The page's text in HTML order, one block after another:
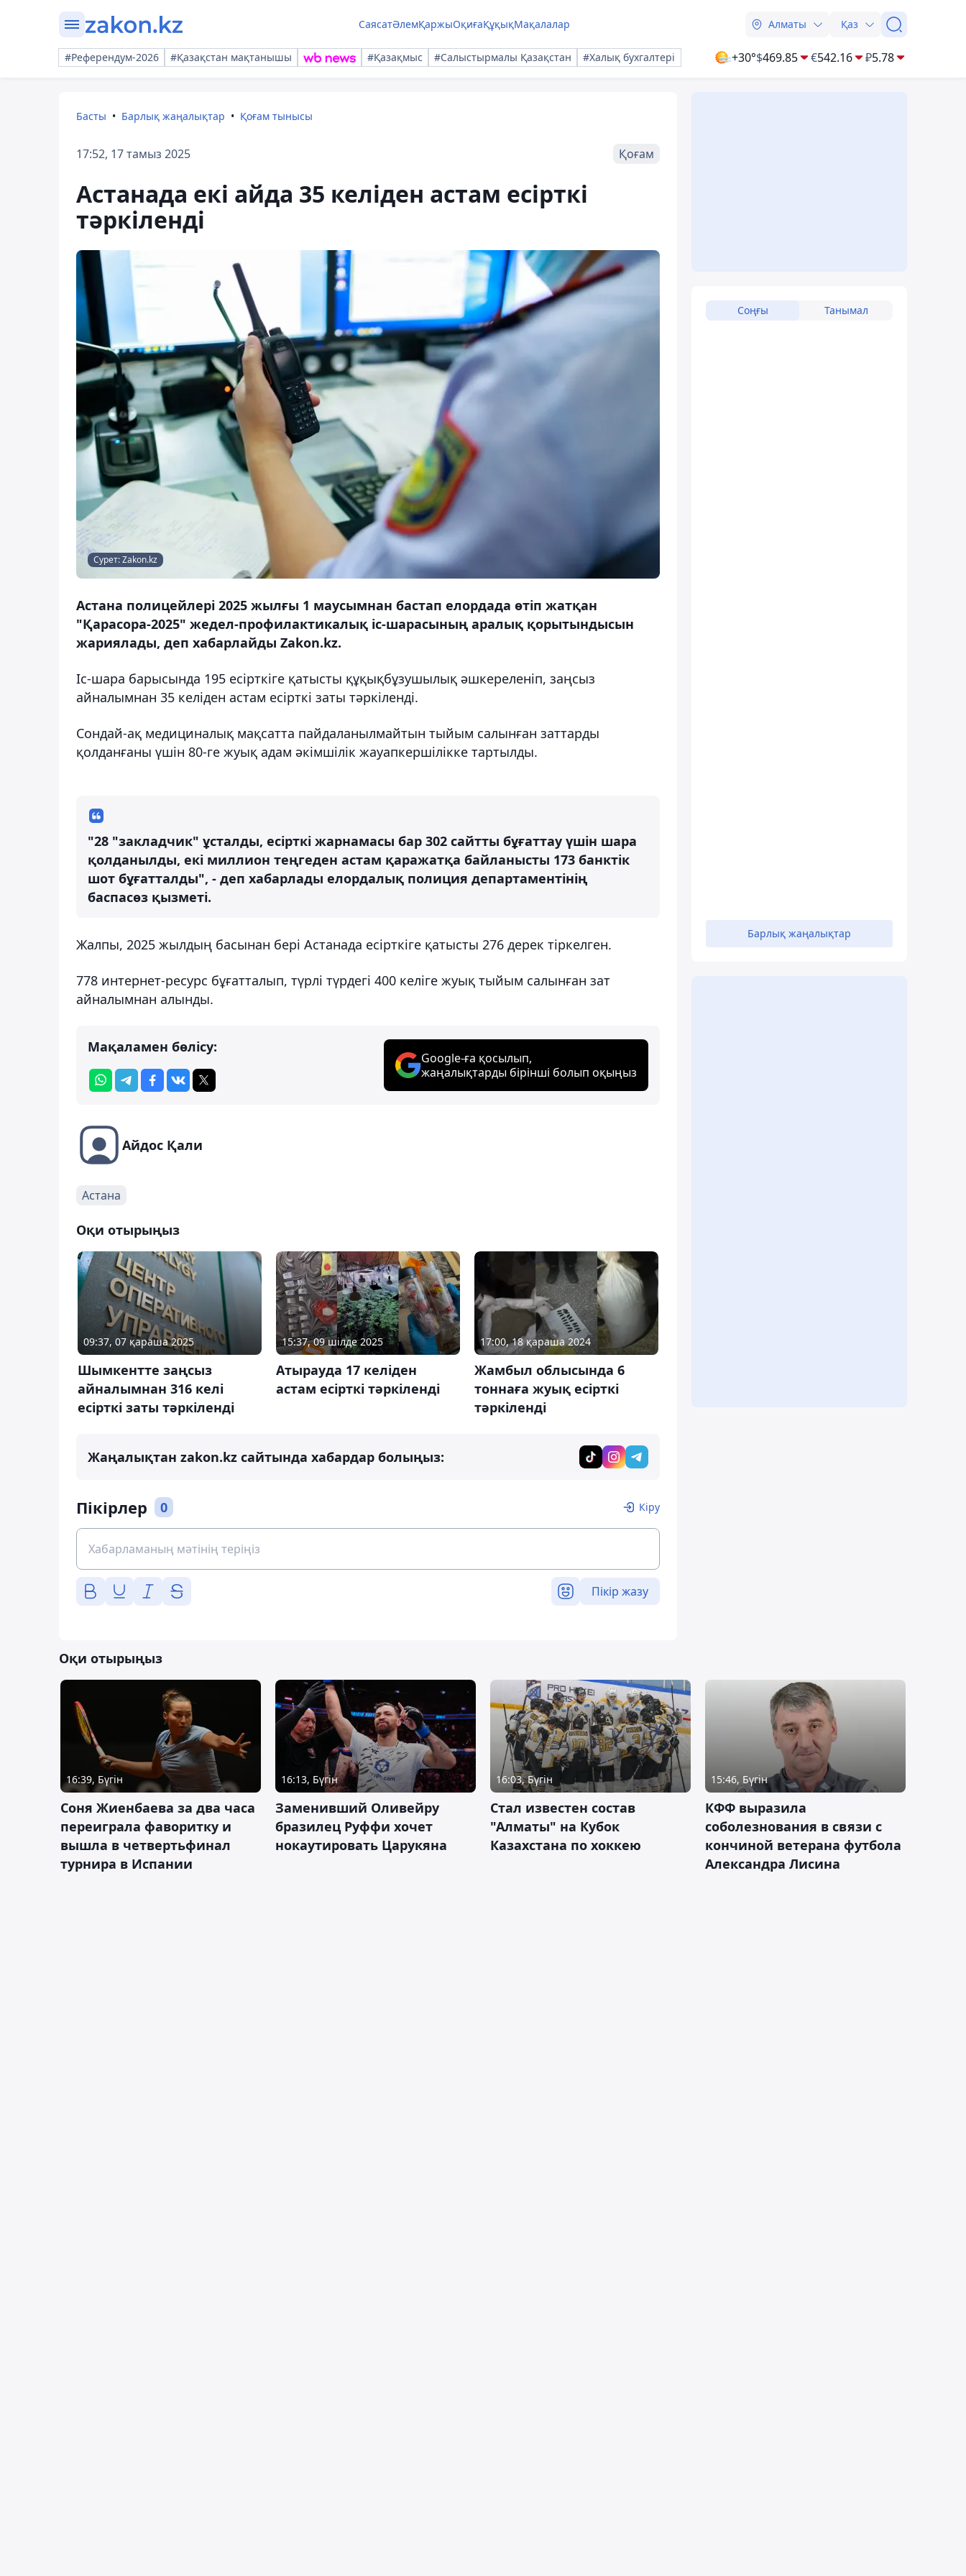
СаясатӘлемҚаржыОқиғаҚұқықМақалалар Алматы Қаз
#Референдум-2026 #Қазақстан мақтанышы #Қазақмыс #Салыстырмалы Қазақстан #Халық бухгалтері +30°$469.85 €542.16 ₽5.78
Басты Барлық жаңалықтар Қоғам тынысы
17:52, 17 тамыз 2025 Қоғам
Астанада екі айда 35 келіден астам есірткі
тәркіленді
Сурет: Zakon.kz
Астана полицейлері 2025 жылғы 1 маусымнан бастап елордада өтіп жатқан
"Қарасора-2025" жедел-профилактикалық іс-шарасының аралық қорытындысын
жариялады, деп хабарлайды Zakon.kz.
Іс-шара барысында 195 есірткіге қатысты құқықбұзушылық әшкереленіп, заңсыз
айналымнан 35 келіден астам есірткі заты тәркіленді.
Сондай-ақ медициналық мақсатта пайдаланылмайтын тыйым салынған заттарды
қолданғаны үшін 80-ге жуық адам әкімшілік жауапкершілікке тартылды.
"28 "закладчик" ұсталды, есірткі жарнамасы бар 302 сайтты бұғаттау үшін шара
қолданылды, екі миллион теңгеден астам қаражатқа байланысты 173 банктік
шот бұғатталды", - деп хабарлады елордалық полиция департаментінің
баспасөз қызметі.
Жалпы, 2025 жылдың басынан бері Астанада есірткіге қатысты 276 дерек тіркелген.
778 интернет-ресурс бұғатталып, түрлі түрдегі 400 келіге жуық тыйым салынған зат
айналымнан алынды.
Мақаламен бөлісу:
Google-ға қосылып,
жаңалықтарды бірінші болып оқыңыз
Айдос Қали
Астана
Оқи отырыңыз
09:37, 07 қараша 2025
Шымкентте заңсыз
айналымнан 316 келі
есірткі заты тәркіленді
15:37, 09 шілде 2025
Атырауда 17 келіден
астам есірткі тәркіленді
17:00, 18 қараша 2024
Жамбыл облысында 6
тоннаға жуық есірткі
тәркіленді
Жаңалықтан zakon.kz сайтында хабардар болыңыз:
Пікірлер 0 Кіру
Пікір жазу
Соңғы Танымал
Барлық жаңалықтар
Оқи отырыңыз
16:39, Бүгін
Соня Жиенбаева за два часа
переиграла фаворитку и
вышла в четвертьфинал
турнира в Испании
16:13, Бүгін
Заменивший Оливейру
бразилец Руффи хочет
нокаутировать Царукяна
16:03, Бүгін
Стал известен состав
"Алматы" на Кубок
Казахстана по хоккею
15:46, Бүгін
КФФ выразила
соболезнования в связи с
кончиной ветерана футбола
Александра Лисина